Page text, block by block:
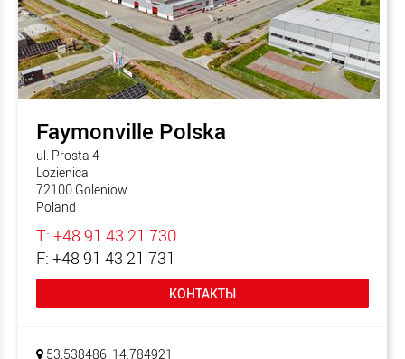
Faymonville Polska
ul. Prosta 4
Lozienica
72100 Goleniow
Poland
T: +48 91 43 21 730
F: +48 91 43 21 731
КОНТАКТЫ
53.538486, 14.784921